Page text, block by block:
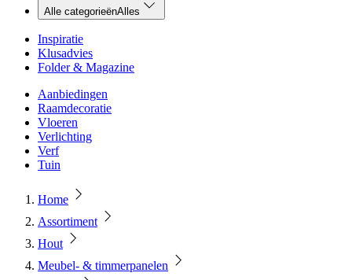
Alle categorieënAlles
Inspiratie
Klusadvies
Folder & Magazine
Aanbiedingen
Raamdecoratie
Vloeren
Verlichting
Verf
Tuin
Home
Assortiment
Hout
Meubel- & timmerpanelen